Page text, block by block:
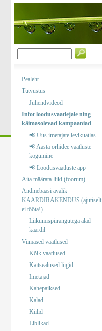
Pealeht
Tutvustus
Juhendvideod
Infot loodusvaatlejale ning
käimasolevad kampaaniad
📢 Uus imetajate levikuatlas
📢 Aasta orhidee vaatluste
kogumine
📢 Loodusvaatluste äpp
Aita määrata liiki (foorum)
Andmebaasi avalik
KAARDIRAKENDUS (ajutiselt
ei tööta!)
Liikumispiirangutega alad
kaardil
Viimased vaatlused
Kõik vaatlused
Kaitsealused liigid
Imetajad
Kahepaiksed
Kalad
Kiilid
Liblikad